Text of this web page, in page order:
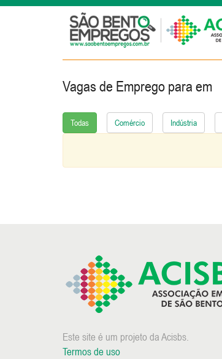
Vagas de Emprego para em
Todas Comércio Indústria
Este site é um projeto da Acisbs.
Termos de uso